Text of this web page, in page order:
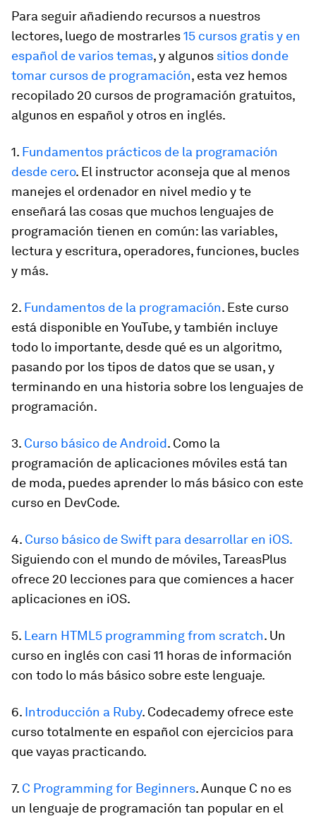
Para seguir añadiendo recursos a nuestros
lectores, luego de mostrarles15 cursos gratis y en
español de varios temas, y algunos sitios donde
tomar cursos de programación, esta vez hemos
recopilado 20 cursos de programación gratuitos,
algunos en español y otros en inglés.
1. Fundamentos prácticos de la programación
desde cero. El instructor aconseja que al menos
manejes el ordenador en nivel medio y te
enseñará las cosas que muchos lenguajes de
programación tienen en común: las variables,
lectura y escritura, operadores, funciones, bucles
y más.
2. Fundamentos de la programación. Este curso
está disponible en YouTube, y también incluye
todo lo importante, desde qué es un algoritmo,
pasando por los tipos de datos que se usan, y
terminando en una historia sobre los lenguajes de
programación.
3. Curso básico de Android. Como la
programación de aplicaciones móviles está tan
de moda, puedes aprender lo más básico con este
curso en DevCode.
4. Curso básico de Swift para desarrollar en iOS.
Siguiendo con el mundo de móviles, TareasPlus
ofrece 20 lecciones para que comiences a hacer
aplicaciones en iOS.
5. Learn HTML5 programming from scratch. Un
curso en inglés con casi 11 horas de información
con todo lo más básico sobre este lenguaje.
6. Introducción a Ruby. Codecademy ofrece este
curso totalmente en español con ejercicios para
que vayas practicando.
7. C Programming for Beginners. Aunque C no es
un lenguaje de programación tan popular en el